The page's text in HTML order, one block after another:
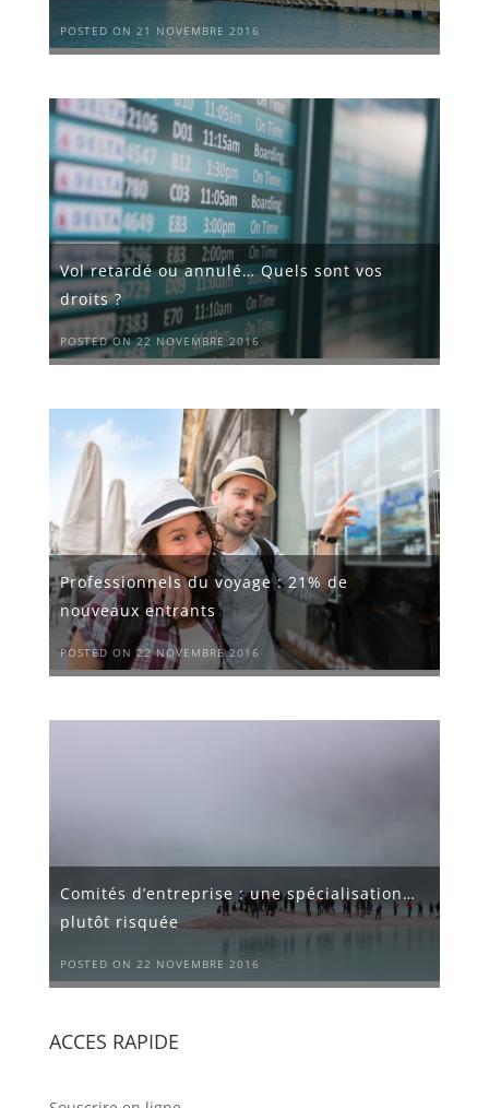
POSTED ON 21 NOVEMBRE 2016
Vol retardé ou annulé… Quels sont vos
droits ?
POSTED ON 22 NOVEMBRE 2016
Professionnels du voyage : 21% de
nouveaux entrants
POSTED ON 22 NOVEMBRE 2016
Comités d’entreprise : une spécialisation…
plutôt risquée
POSTED ON 22 NOVEMBRE 2016
ACCES RAPIDE